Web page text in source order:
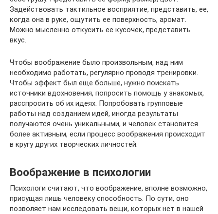
Задействовать тактильное восприятие, представить, ее,
когда она в руке, ощутить ее поверхность, аромат.
Можно мысленно откусить ее кусочек, представить
вкус.
Чтобы воображение было произвольным, над ним
необходимо работать, регулярно проводя тренировки.
Чтобы эффект был еще больше, нужно поискать
источники вдохновения, попросить помощь у знакомых,
расспросить об их идеях. Попробовать групповые
работы над созданием идей, иногда результаты
получаются очень уникальными, и человек становится
более активным, если процесс воображения происходит
в кругу других творческих личностей.
Воображение в психологии
Психологи считают, что воображение, вполне возможно,
присущая лишь человеку способность. По сути, оно
позволяет нам исследовать вещи, которых нет в нашей